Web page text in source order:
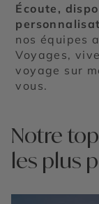
Écoute,
nos équipes
Voyages,
voyage sur
vous.
Notre
les plus